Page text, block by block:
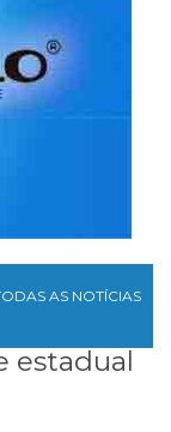
AS NOTÍCIAS
estadual